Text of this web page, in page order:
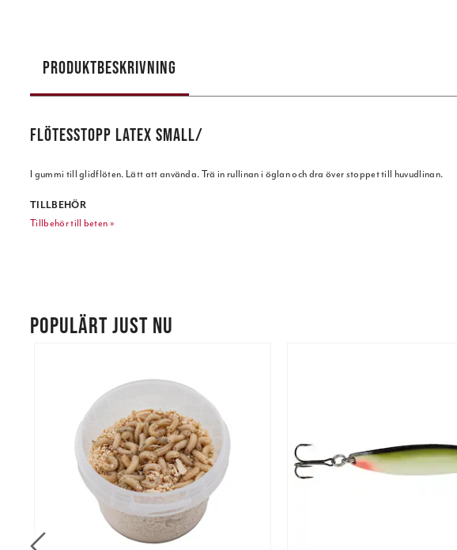
PRODUKTBESKRIVNING
FLÖTESSTOPP LATEX SMALL/
I gummi till glidflöten. Lätt att använda. Trä in rullinan i öglan och dra över stoppet till huvudlinan.
TILLBEHÖR
Tillbehör till beten »
POPULÄRT JUST NU